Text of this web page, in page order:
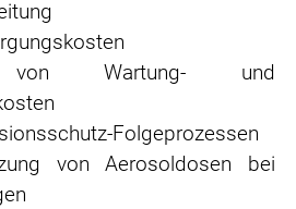
von Wartung- und
Folgeprozessen
von Aerosoldosen bei